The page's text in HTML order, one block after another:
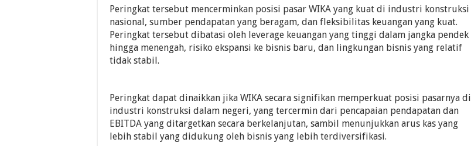
Peringkat tersebut mencerminkan posisi pasar WIKA yang kuat di industri konstruksi
nasional, sumber pendapatan yang beragam, dan fleksibilitas keuangan yang kuat.
Peringkat tersebut dibatasi oleh leverage keuangan yang tinggi dalam jangka pendek
hingga menengah, risiko ekspansi ke bisnis baru, dan lingkungan bisnis yang relatif
tidak stabil.
Peringkat dapat dinaikkan jika WIKA secara signifikan memperkuat posisi pasarnya di
industri konstruksi dalam negeri, yang tercermin dari pencapaian pendapatan dan
EBITDA yang ditargetkan secara berkelanjutan, sambil menunjukkan arus kas yang
lebih stabil yang didukung oleh bisnis yang lebih terdiversifikasi.